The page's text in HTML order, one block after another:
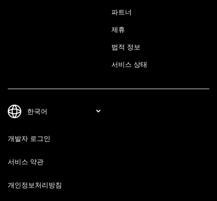
파트너
제휴
법적 정보
서비스 상태
개발자 로그인
서비스 약관
개인정보처리방침